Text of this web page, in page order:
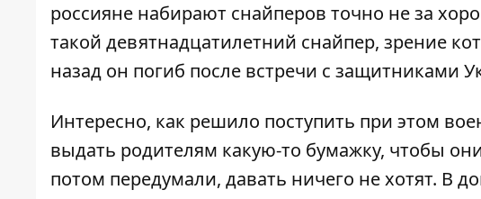
россияне набирают снайперов точно не за
такой девятнадцатилетний снайпер, зрение
назад он погиб после встречи с защитниками
Интересно, как решило поступить при этом
выдать родителям какую-то бумажку, чтобы
потом передумали, давать ничего не хотят. В